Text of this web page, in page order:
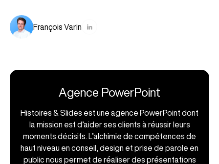
François Varin
Agence PowerPoint
Histoires & Slides est une agence PowerPoint dont
la mission est d’aider ses clients à réussir leurs
moments décisifs. L’alchimie de compétences de
haut niveau en conseil, design et prise de parole en
public nous permet de réaliser des présentations